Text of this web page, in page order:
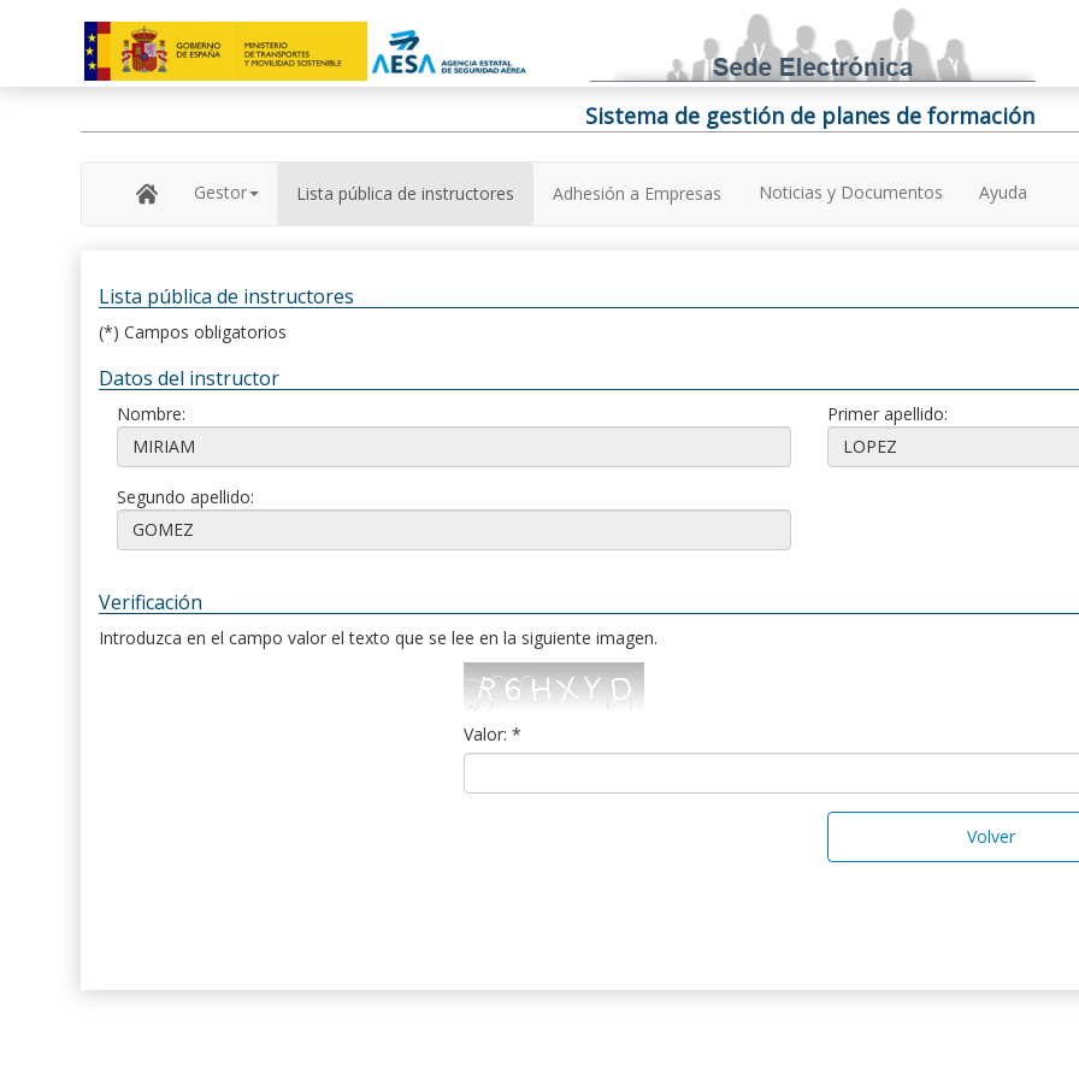
Sistema de gestión de planes de formación
Gestor Lista pública de instructores Adhesión a Empresas Noticias y Documentos Ayuda
Lista pública de instructores
(*) Campos obligatorios
Datos del instructor
Nombre: Primer apellido:
Segundo apellido:
Verificación
Introduzca en el campo valor el texto que se lee en la siguiente imagen.
Valor: *
Volver